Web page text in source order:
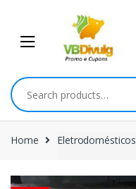
navigation
content
Search
for:
Home Eletrodomésticos